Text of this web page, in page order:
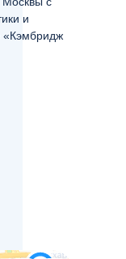
и
«Кэмбридж